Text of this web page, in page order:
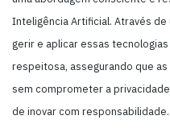
Inteligência Artificial. Através
gerir e aplicar essas
respeitosa, assegurando que
sem comprometer a
de inovar com responsabilidade.